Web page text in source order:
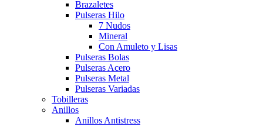
Brazaletes
Pulseras Hilo
7 Nudos
Mineral
Con Amuleto y Lisas
Pulseras Bolas
Pulseras Acero
Pulseras Metal
Pulseras Variadas
Tobilleras
Anillos
Anillos Antistress